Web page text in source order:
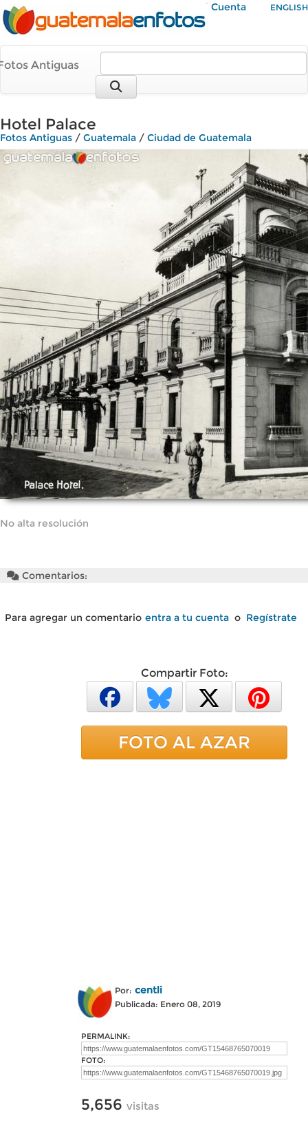
Mi Cuenta ENGLISH
Antiguas
Hotel Palace
Fotos Antiguas / Guatemala / Ciudad de Guatemala
No alta resolución
Comentarios:
Para agregar un comentario entra a tu cuenta o Regístrate
Compartir Foto:
FOTO AL AZAR
Por: centli
Publicada: Enero 08, 2019
PERMALINK:
FOTO:
5,656 visitas